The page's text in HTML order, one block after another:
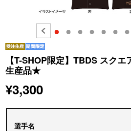
● ● ● ● ● ● ●
【T-SHOP限定】TBDS スク
生産品★
¥3,300
選手名